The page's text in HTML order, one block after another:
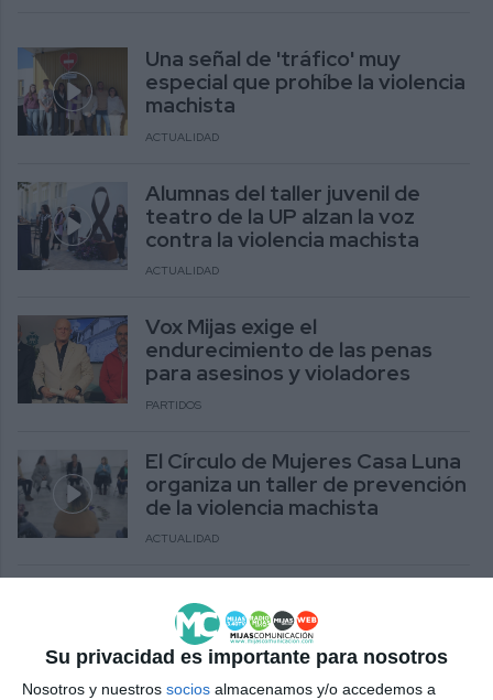
Su privacidad es importante para nosotros
Nosotros y nuestros socios almacenamos y/o accedemos a
Una señal de 'tráfico' muy
especial que prohíbe la violencia
machista
ACTUALIDAD
Alumnas del taller juvenil de
teatro de la UP alzan la voz
contra la violencia machista
ACTUALIDAD
Vox Mijas exige el
endurecimiento de las penas
para asesinos y violadores
PARTIDOS
El Círculo de Mujeres Casa Luna
organiza un taller de prevención
de la violencia machista
ACTUALIDAD
las 42 mujeres asesinadas este
año por violencia machista